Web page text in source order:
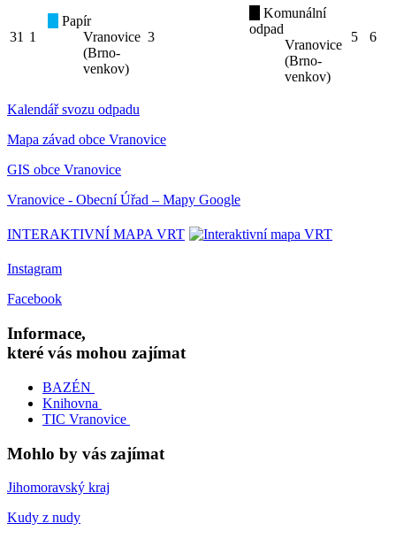
31 1
Papír
Vranovice
(Brno-
venkov)
3
Komunální
odpad
Vranovice
(Brno-
venkov)
5 6
Kalendář svozu odpadu
Mapa závad obce Vranovice
GIS obce Vranovice
Vranovice - Obecní Úřad – Mapy Google
INTERAKTIVNÍ MAPA VRT
Instagram
Facebook
Informace,
které vás mohou zajímat
BAZÉN
Knihovna
TIC Vranovice
Mohlo by vás zajímat
Jihomoravský kraj
Kudy z nudy